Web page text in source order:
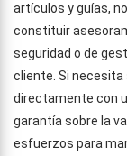
artículos y guías,
constituir
seguridad o de
cliente. Si
directamente con
garantía sobre la
esfuerzos para